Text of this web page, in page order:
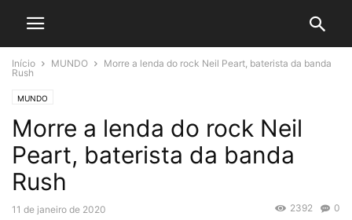
Início MUNDO
Morre a lenda do rock Neil Peart, baterista da banda
Rush
MUNDO
Morre a lenda do rock Neil
Peart, baterista da banda
Rush
11 de janeiro de 2020 0
2392